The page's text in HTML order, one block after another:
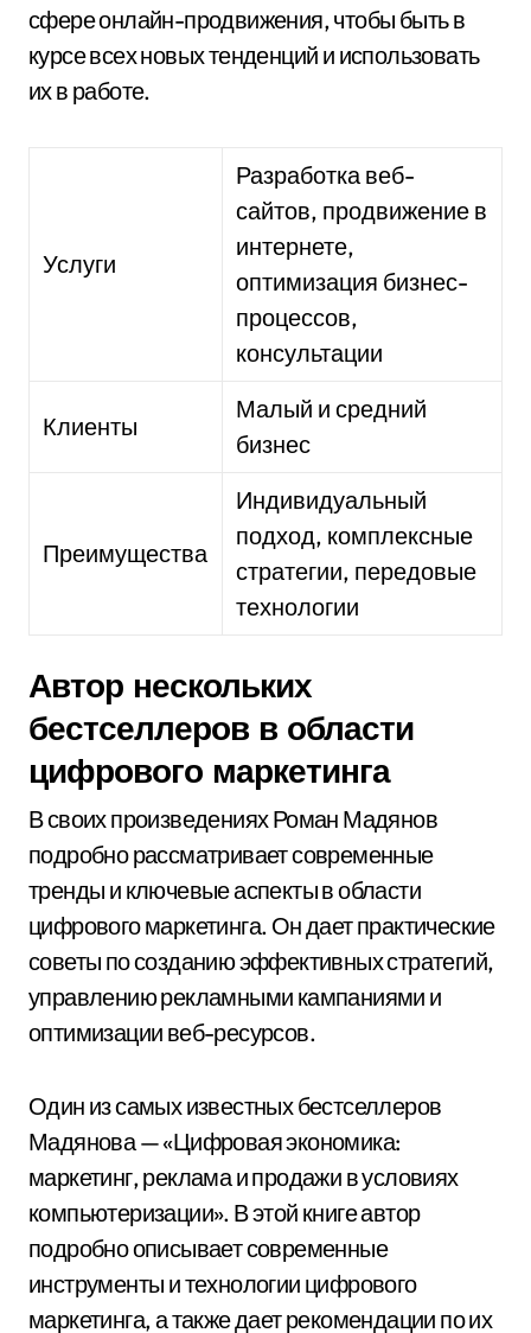
сфере онлайн-продвижения, чтобы быть в
курсе всех новых тенденций и использовать
их в работе.
Услуги
Разработка веб-
сайтов, продвижение в
интернете,
оптимизация бизнес-
процессов,
консультации
Клиенты
Малый и средний
бизнес
Преимущества
Индивидуальный
подход, комплексные
стратегии, передовые
технологии
Автор нескольких
бестселлеров в области
цифрового маркетинга
В своих произведениях Роман Мадянов
подробно рассматривает современные
тренды и ключевые аспекты в области
цифрового маркетинга. Он дает практические
советы по созданию эффективных стратегий,
управлению рекламными кампаниями и
оптимизации веб-ресурсов.
Один из самых известных бестселлеров
Мадянова — «Цифровая экономика:
маркетинг, реклама и продажи в условиях
компьютеризации». В этой книге автор
подробно описывает современные
инструменты и технологии цифрового
маркетинга, а также дает рекомендации по их